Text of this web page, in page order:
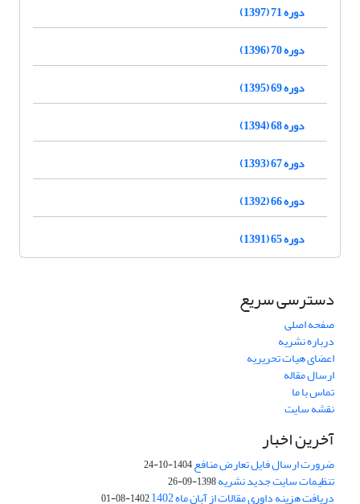
دوره 71 (1397)
دوره 70 (1396)
دوره 69 (1395)
دوره 68 (1394)
دوره 67 (1393)
دوره 66 (1392)
دوره 65 (1391)
دسترسی سریع
صفحه اصلی
درباره نشریه
اعضای هیات تحریریه
ارسال مقاله
تماس با ما
نقشه سایت
آخرین اخبار
ضرورت ارسال فایل تعارض منافع1404-10-24
تنظیمات سایت جدید نشریه1398-09-26
دریافت هزینه داوری مقالات از آبان ماه 1402 1402-08-01